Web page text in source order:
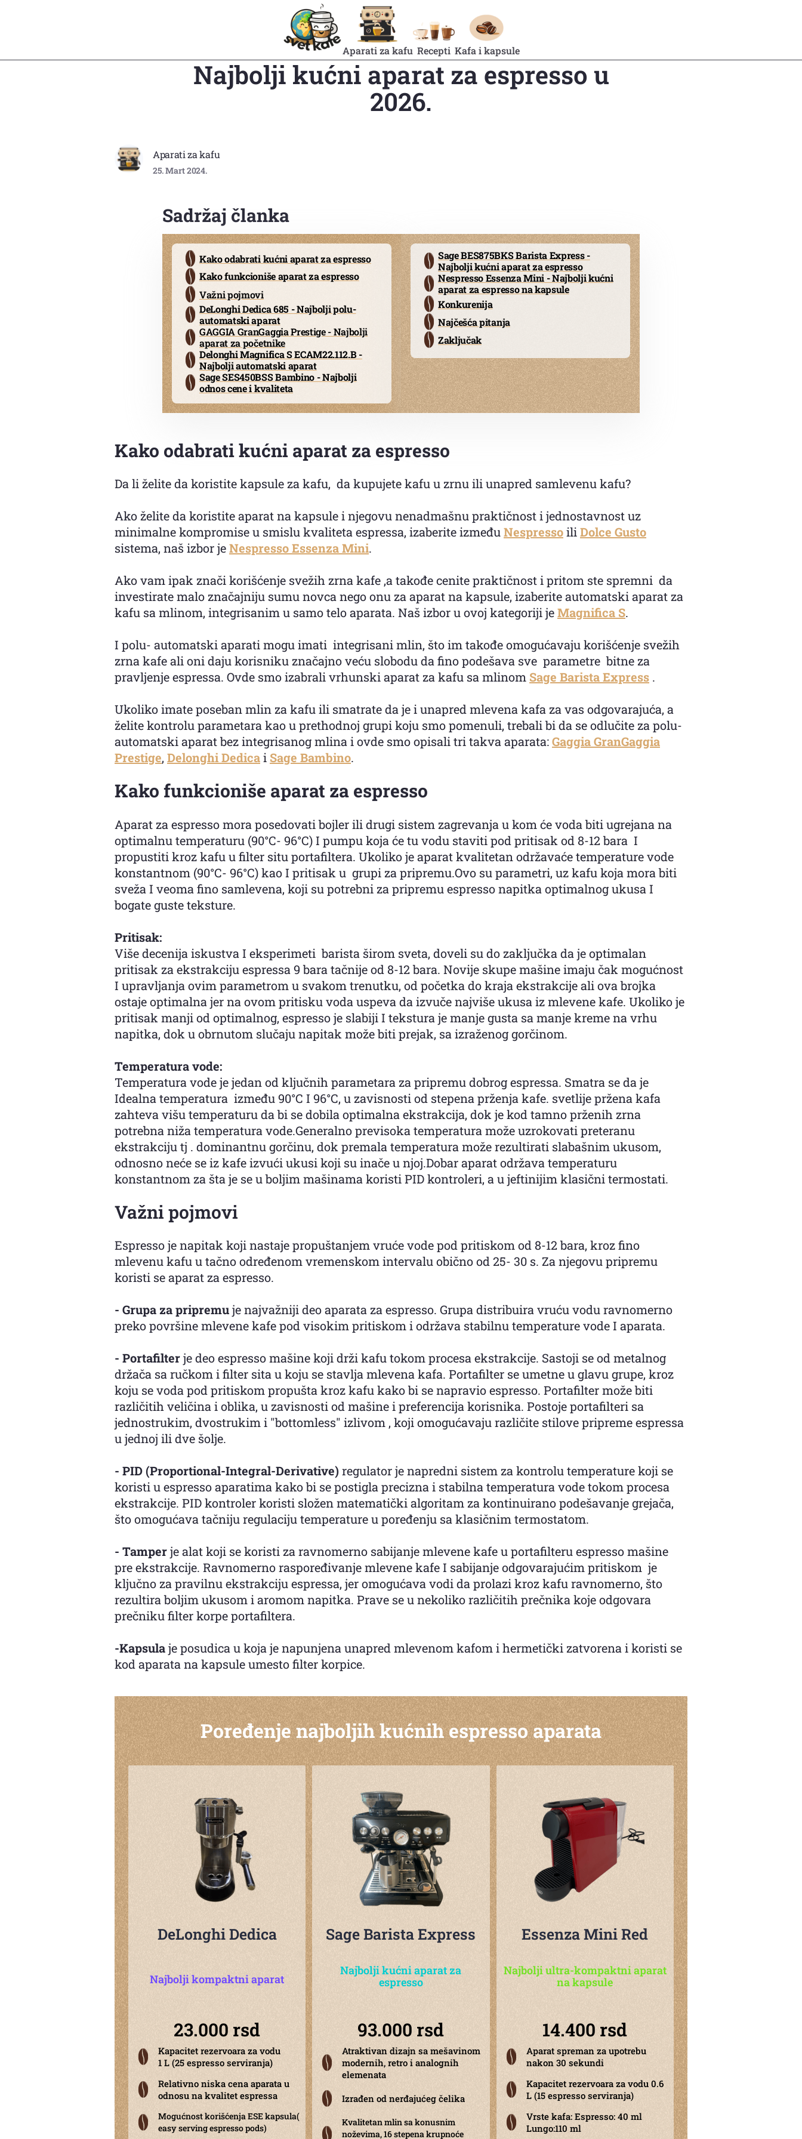
Aparati za kafu Recepti Kafa i kapsule
Najbolji kućni aparat za espresso u
2026.
Aparati za kafu
25. Mart 2024.
Sadržaj članka
Kako odabrati kućni aparat za espresso
Kako funkcioniše aparat za espresso
Važni pojmovi
DeLonghi Dedica 685 - Najbolji polu-
automatski aparat
GAGGIA GranGaggia Prestige - Najbolji
aparat za početnike
Delonghi Magnifica S ECAM22.112.B -
Najbolji automatski aparat
Sage SES450BSS Bambino - Najbolji
odnos cene i kvaliteta
Sage BES875BKS Barista Express -
Najbolji kućni aparat za espresso
Nespresso Essenza Mini - Najbolji kućni
aparat za espresso na kapsule
Konkurenija
Najčešća pitanja
Zaključak
Kako odabrati kućni aparat za espresso
Da li želite da koristite kapsule za kafu, da kupujete kafu u zrnu ili unapred samlevenu kafu?
Ako želite da koristite aparat na kapsule i njegovu nenadmašnu praktičnost i jednostavnost uz
minimalne kompromise u smislu kvaliteta espressa, izaberite izmeđuNespressoiliDolce Gusto
sistema, naš izbor jeNespresso Essenza Mini.
Ako vam ipak znači korišćenje svežih zrna kafe ,a takođe cenite praktičnost i pritom ste spremni da
investirate malo značajniju sumu novca nego onu za aparat na kapsule, izaberite automatski aparat za
kafu sa mlinom, integrisanim u samo telo aparata. Naš izbor u ovoj kategoriji jeMagnifica S.
I polu- automatski aparati mogu imati integrisani mlin, što im takođe omogućavaju korišćenje svežih
zrna kafe ali oni daju korisniku značajno veću slobodu da fino podešava sve parametre bitne za
pravljenje espressa. Ovde smo izabrali vrhunski aparat za kafu sa mlinom Sage Barista Express .
Ukoliko imate poseban mlin za kafu ili smatrate da je i unapred mlevena kafa za vas odgovarajuća, a
želite kontrolu parametara kao u prethodnoj grupi koju smo pomenuli, trebali bi da se odlučite za polu-
automatski aparat bez integrisanog mlina i ovde smo opisali tri takva aparata:Gaggia GranGaggia
Prestige, Delonghi Dedicai Sage Bambino.
Kako funkcioniše aparat za espresso
Aparat za espresso mora posedovati bojler ili drugi sistem zagrevanja u kom će voda biti ugrejana na
optimalnu temperaturu (90°C- 96°C) I pumpu koja će tu vodu staviti pod pritisak od 8-12 bara I
propustiti kroz kafu u filter situ portafiltera. Ukoliko je aparat kvalitetan održavaće temperature vode
konstantnom (90°C- 96°C) kao I pritisak u grupi za pripremu.Ovo su parametri, uz kafu koja mora biti
sveža I veoma fino samlevena, koji su potrebni za pripremu espresso napitka optimalnog ukusa I
bogate guste teksture.
Pritisak:
Više decenija iskustva I eksperimeti barista širom sveta, doveli su do zaključka da je optimalan
pritisak za ekstrakciju espressa 9 bara tačnije od 8-12 bara. Novije skupe mašine imaju čak mogućnost
I upravljanja ovim parametrom u svakom trenutku, od početka do kraja ekstrakcije ali ova brojka
ostaje optimalna jer na ovom pritisku voda uspeva da izvuče najviše ukusa iz mlevene kafe. Ukoliko je
pritisak manji od optimalnog, espresso je slabiji I tekstura je manje gusta sa manje kreme na vrhu
napitka, dok u obrnutom slučaju napitak može biti prejak, sa izraženog gorčinom.
Temperatura vode:
Temperatura vode je jedan od ključnih parametara za pripremu dobrog espressa. Smatra se da je
Idealna temperatura između 90°C I 96°C, u zavisnosti od stepena prženja kafe. svetlije pržena kafa
zahteva višu temperaturu da bi se dobila optimalna ekstrakcija, dok je kod tamno prženih zrna
potrebna niža temperatura vode.Generalno previsoka temperatura može uzrokovati preteranu
ekstrakciju tj . dominantnu gorčinu, dok premala temperatura može rezultirati slabašnim ukusom,
odnosno neće se iz kafe izvući ukusi koji su inače u njoj.Dobar aparat održava temperaturu
konstantnom za šta je se u boljim mašinama koristi PID kontroleri, a u jeftinijim klasični termostati.
Važni pojmovi
Espresso je napitak koji nastaje propuštanjem vruće vode pod pritiskom od 8-12 bara, kroz fino
mlevenu kafu u tačno određenom vremenskom intervalu obično od 25- 30 s. Za njegovu pripremu
koristi se aparat za espresso.
- Grupa za pripremujenajvažniji deo aparata za espresso. Grupa distribuira vruću vodu ravnomerno
preko površine mlevene kafe pod visokim pritiskom i održava stabilnu temperature vode I aparata.
- Portafilterje deo espresso mašine koji drži kafu tokom procesa ekstrakcije. Sastoji se od metalnog
držača sa ručkom i filter sita u koju se stavlja mlevena kafa. Portafilter se umetne u glavu grupe, kroz
koju se voda pod pritiskom propušta kroz kafu kako bi se napravio espresso. Portafilter može biti
različitih veličina i oblika, u zavisnosti od mašine i preferencija korisnika. Postoje portafilteri sa
jednostrukim, dvostrukim i "bottomless" izlivom , koji omogućavaju različite stilove pripreme espressa
u jednoj ili dve šolje.
- PID (Proportional-Integral-Derivative)regulator je napredni sistem za kontrolu temperature koji se
koristi u espresso aparatima kako bi se postigla precizna i stabilna temperatura vode tokom procesa
ekstrakcije. PID kontroler koristi složen matematički algoritam za kontinuirano podešavanje grejača,
što omogućava tačniju regulaciju temperature u poređenju sa klasičnim termostatom.
- Tamperje alat koji se koristi za ravnomerno sabijanje mlevene kafe u portafilteru espresso mašine
pre ekstrakcije. Ravnomerno raspoređivanje mlevene kafe I sabijanje odgovarajućim pritiskom je
ključno za pravilnu ekstrakciju espressa, jer omogućava vodi da prolazi kroz kafu ravnomerno, što
rezultira boljim ukusom i aromom napitka. Prave se u nekoliko različitih prečnika koje odgovara
prečniku filter korpe portafiltera.
-Kapsulaje posudica u koja je napunjena unapred mlevenom kafom i hermetički zatvorena i koristi se
kod aparata na kapsule umesto filter korpice.
Poređenje najboljih kućnih espresso aparata
DeLonghi Dedica
Najbolji kompaktni aparat
23.000 rsd
Kapacitet rezervoara za vodu
1 L (25 espresso serviranja)
Relativno niska cena aparata u
odnosu na kvalitet espressa
Mogućnost korišćenja ESE kapsula(
easy serving espresso pods)
Sage Barista Express
Najbolji kućni aparat za
espresso
93.000 rsd
Atraktivan dizajn sa mešavinom
modernih, retro i analognih
elemenata
Izrađen od nerđajućeg čelika
Kvalitetan mlin sa konusnim
noževima, 16 stepena krupnoće
Essenza Mini Red
Najbolji ultra-kompaktni aparat
na kapsule
14.400 rsd
Aparat spreman za upotrebu
nakon 30 sekundi
Kapacitet rezervoara za vodu 0.6
L (15 espresso serviranja)
Vrste kafa: Espresso: 40 ml
Lungo:110 ml